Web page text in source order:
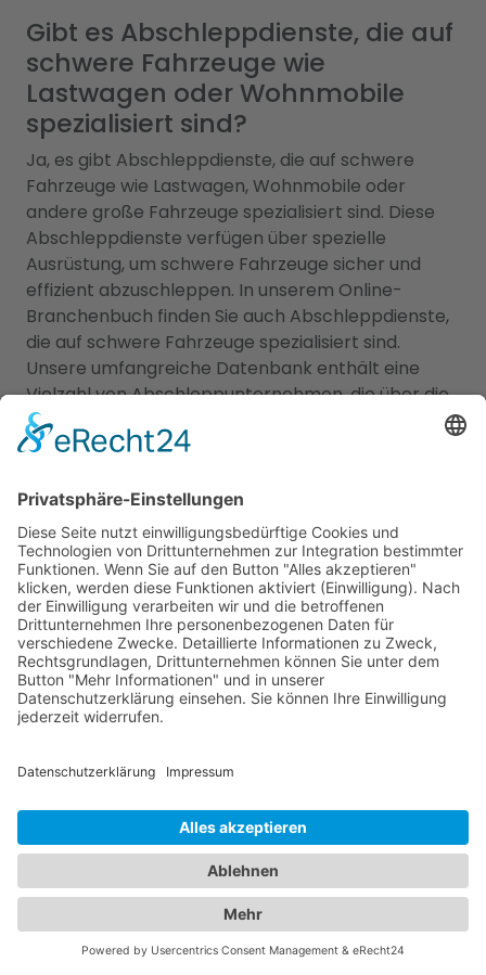
Gibt es Abschleppdienste, die auf
schwere Fahrzeuge wie
Lastwagen oder Wohnmobile
spezialisiert sind?
Ja, es gibt Abschleppdienste, die auf schwere
Fahrzeuge wie Lastwagen, Wohnmobile oder
andere große Fahrzeuge spezialisiert sind. Diese
Abschleppdienste verfügen über spezielle
Ausrüstung, um schwere Fahrzeuge sicher und
effizient abzuschleppen. In unserem Online-
Branchenbuch finden Sie auch Abschleppdienste,
die auf schwere Fahrzeuge spezialisiert sind.
Unsere umfangreiche Datenbank enthält eine
Vielzahl von Abschleppunternehmen, die über die
erforderliche Ausrüstung und das Know-how
verfügen, um schwere Fahrzeuge abzuschleppen.
nutzen Sie die Filterfunktionen, um
Abschleppdienste für schwere Fahrzeuge in Ihrer
Nähe zu finden. Die Einträge enthalten detaillierte
Informationen über die Dienstleistungen, die die
Abschleppdienste anbieten, einschließlich ihrer
Spezialisierung auf schwere Fahrzeuge. Verlassen
Sie sich auf unser Online-Branchenbuch, um den
richtigen Abschleppdienst für schwere Fahrzeuge
zu finden und sicherzustellen, dass Sie im Falle
passende Hilfe erhalten. Finden Sie jetzt den
spezialisierten Abschleppdienst für schwere
Fahrzeuge über unser Online-Branchenbuch und
stellen Sie sicher, dass Sie immer die richtige
Unterstützung zur Hand haben.
Finden Sie den passenden